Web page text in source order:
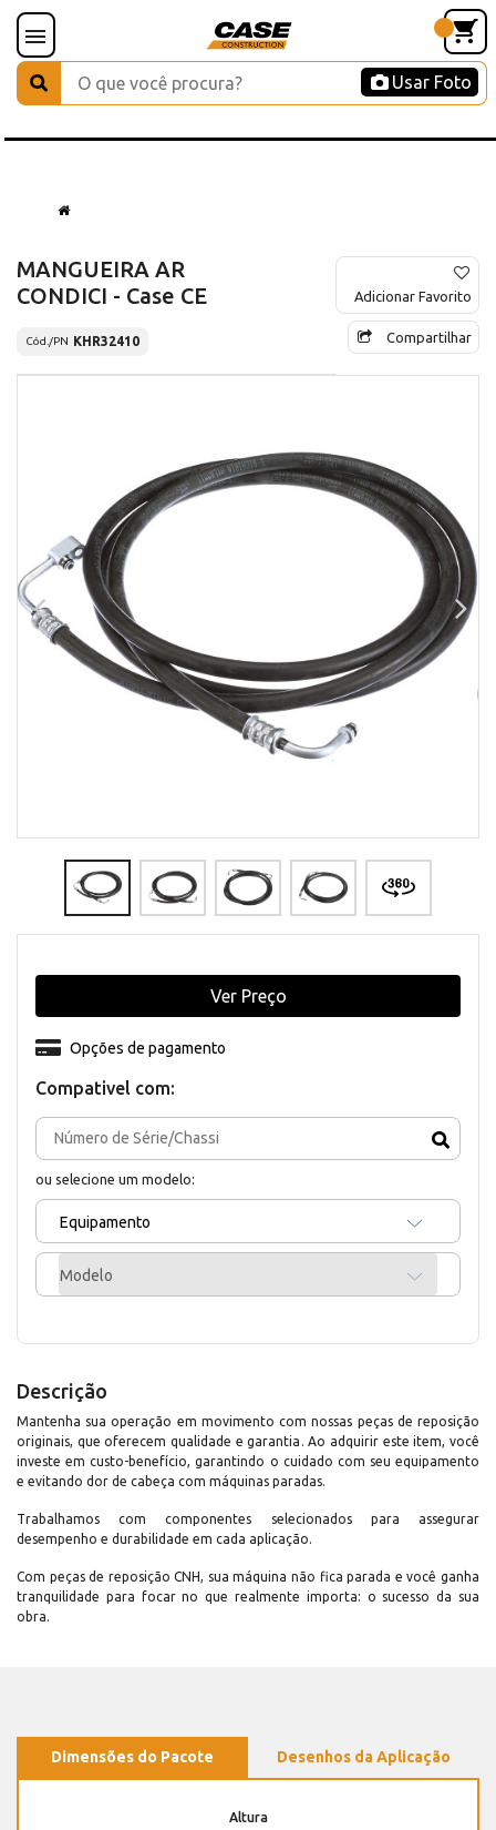
Usar Foto
MANGUEIRA AR
CONDICI - Case CE
Cód./PN KHR32410
Adicionar Favorito
Compartilhar
Compativel com:
ou selecione um modelo:
Equipamento
Modelo
Opções de pagamento
Ver Preço
Descrição
Mantenha sua operação em movimento com nossas peças de reposição
originais, que oferecem qualidade e garantia. Ao adquirir este item, você
investe em custo-benefício, garantindo o cuidado com seu equipamento
e evitando dor de cabeça com máquinas paradas.
Trabalhamos com componentes selecionados para assegurar
desempenho e durabilidade em cada aplicação.
Com peças de reposição CNH, sua máquina não fica parada e você ganha
tranquilidade para focar no que realmente importa: o sucesso da sua
obra.
Dimensões do Pacote Desenhos da Aplicação
Altura